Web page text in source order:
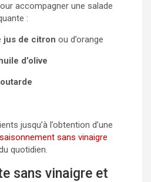
accompagner une salade
:
jus de citron ou d’orange
d’olive
jusqu’à l’obtention d’une
sans vinaigre
quotidien.
sans vinaigre et